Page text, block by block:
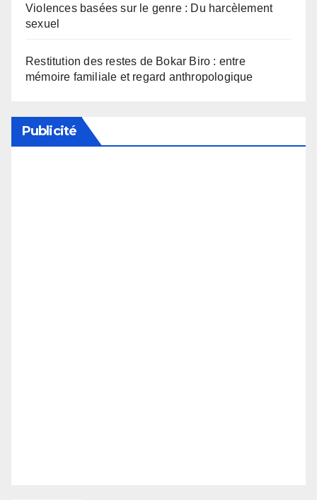
Violences basées sur le genre : Du harcèlement
sexuel
Restitution des restes de Bokar Biro : entre
mémoire familiale et regard anthropologique
Publicité